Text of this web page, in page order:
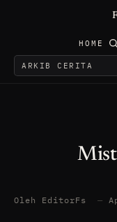
HOME
Oleh EditorFs —